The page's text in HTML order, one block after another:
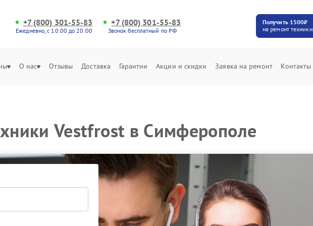
+7 (800) 301-55-83
Ежедневно, с 10:00 до 20:00
+7 (800) 301-55-83
Звонок бесплатный по РФ
Получить 1500₽
на ремонт техники
О нас Отзывы Доставка Гарантии Акции и скидки Заявка на ремонт Контакты
Vestfrost в Симферополе